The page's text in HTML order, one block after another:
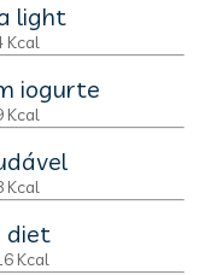
light
Kcal
iogurte
Kcal
Kcal
diet
Kcal